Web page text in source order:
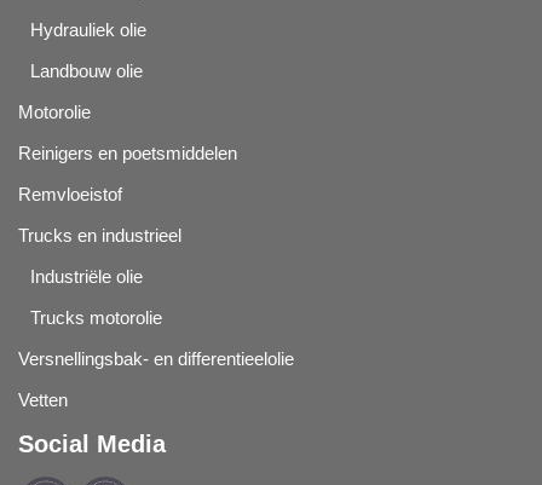
Hydrauliek olie
Landbouw olie
Motorolie
Reinigers en poetsmiddelen
Remvloeistof
Trucks en industrieel
Industriële olie
Trucks motorolie
Versnellingsbak- en differentieelolie
Vetten
Social Media